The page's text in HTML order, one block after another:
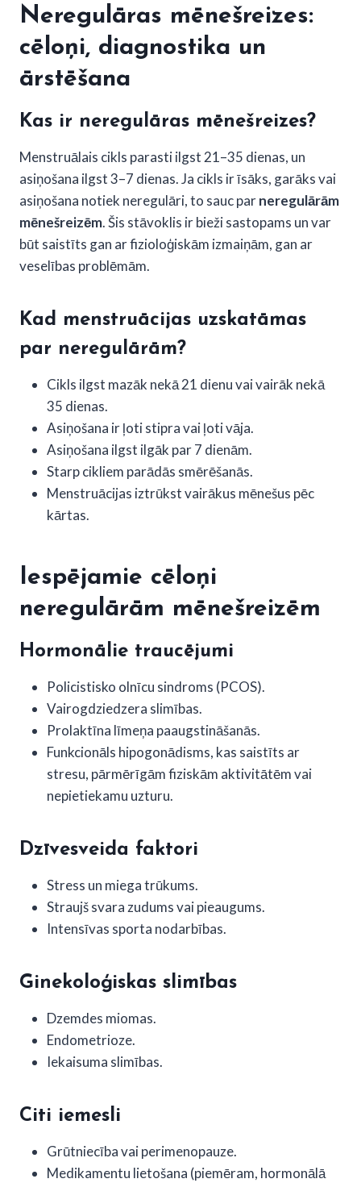
Neregulāras mēnešreizes:
cēloņi, diagnostika un
ārstēšana
Kas ir neregulāras mēnešreizes?
Menstruālais cikls parasti ilgst 21–35 dienas, un
asiņošana ilgst 3–7 dienas. Ja cikls ir īsāks, garāks vai
asiņošana notiek neregulāri, to sauc parneregulārām
mēnešreizēm. Šis stāvoklis ir bieži sastopams un var
būt saistīts gan ar fizioloģiskām izmaiņām, gan ar
veselības problēmām.
Kad menstruācijas uzskatāmas
par neregulārām?
Cikls ilgst mazāk nekā 21 dienu vai vairāk nekā
35 dienas.
Asiņošana ir ļoti stipra vai ļoti vāja.
Asiņošana ilgst ilgāk par 7 dienām.
Starp cikliem parādās smērēšanās.
Menstruācijas iztrūkst vairākus mēnešus pēc
kārtas.
Iespējamie cēloņi
neregulārām mēnešreizēm
Hormonālie traucējumi
Policistisko olnīcu sindroms (PCOS).
Vairogdziedzera slimības.
Prolaktīna līmeņa paaugstināšanās.
Funkcionāls hipogonādisms, kas saistīts ar
stresu, pārmērīgām fiziskām aktivitātēm vai
nepietiekamu uzturu.
Dzīvesveida faktori
Stress un miega trūkums.
Straujš svara zudums vai pieaugums.
Intensīvas sporta nodarbības.
Ginekoloģiskas slimības
Dzemdes miomas.
Endometrioze.
Iekaisuma slimības.
Citi iemesli
Grūtniecība vai perimenopauze.
Medikamentu lietošana (piemēram, hormonālā